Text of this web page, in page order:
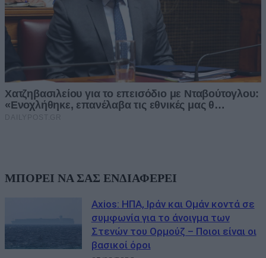
ΜΠΟΡΕΙ ΝΑ ΣΑΣ ΕΝΔΙΑΦΕΡΕΙ
Axios: ΗΠΑ, Ιράν και Ομάν κοντά σε
συμφωνία για το άνοιγμα των
Στενών του Ορμούζ – Ποιοι είναι οι
βασικοί όροι